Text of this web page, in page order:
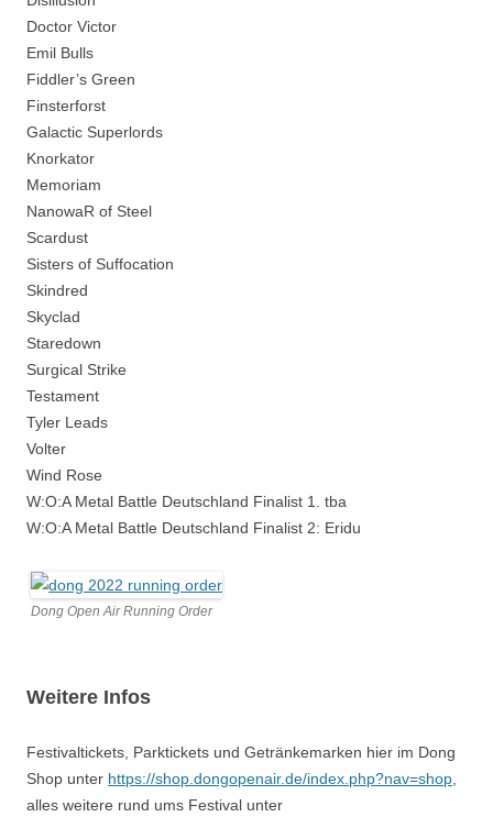
Doctor Victor
Emil Bulls
Fiddler’s Green
Finsterforst
Galactic Superlords
Knorkator
Memoriam
NanowaR of Steel
Scardust
Sisters of Suffocation
Skindred
Skyclad
Staredown
Surgical Strike
Testament
Tyler Leads
Volter
Wind Rose
W:O:A Metal Battle Deutschland Finalist 1. tba
W:O:A Metal Battle Deutschland Finalist 2: Eridu
Dong Open Air Running Order
Weitere Infos
Festivaltickets, Parktickets und Getränkemarken hier im Dong
Shop unter https://shop.dongopenair.de/index.php?nav=shop
alles weitere rund ums Festival unter